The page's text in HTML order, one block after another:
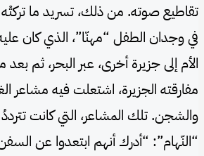
تقاطيع صوته. من ذلك، تسريد ما تركتْه
في وجدان الطفل “مهنّا”، الذي كان
الأم إلى جزيرة أخرى، عبر البحر، ثم
مفارقته الجزيرة، اشتعلت فيه مشاعر
والشجن. تلك المشاعر، التي كانت
“النّهام”: “أدرك أنهم ابتعدوا عن